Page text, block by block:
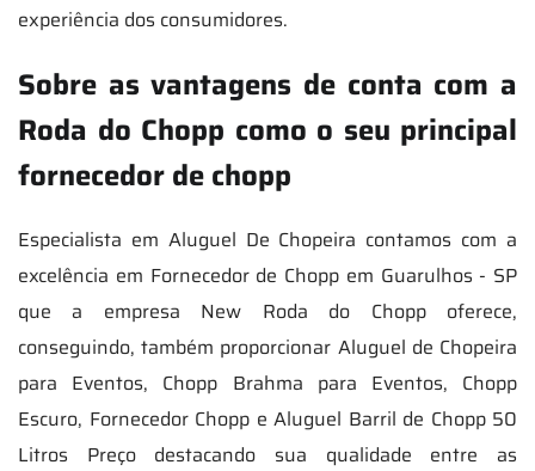
experiência dos consumidores.
Sobre as vantagens de conta com a
Roda do Chopp como o seu principal
fornecedor de chopp
Especialista em Aluguel De Chopeira contamos com a
excelência em Fornecedor de Chopp em Guarulhos - SP
que a empresa New Roda do Chopp oferece,
conseguindo, também proporcionar Aluguel de Chopeira
para Eventos, Chopp Brahma para Eventos, Chopp
Escuro, Fornecedor Chopp e Aluguel Barril de Chopp 50
Litros Preço destacando sua qualidade entre as